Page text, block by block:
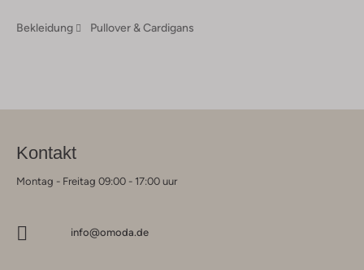
Bekleidung Pullover & Cardigans
Kontakt
Montag - Freitag 09:00 - 17:00 uur
info@omoda.de